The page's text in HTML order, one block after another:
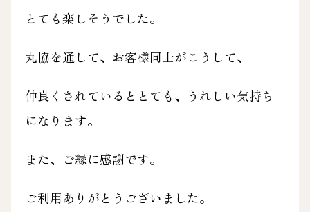
とても楽しそうでした。
丸協を通して、お客様同士がこうして、
仲良くされているととても、うれしい気持ち
になります。
また、ご縁に感謝です。
ご利用ありがとうございました。